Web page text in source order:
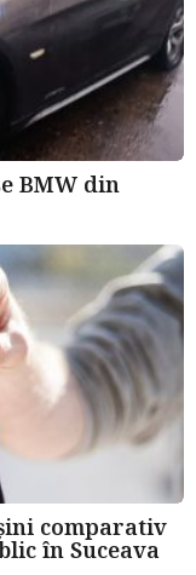
BMW din
comparativ
în Suceava